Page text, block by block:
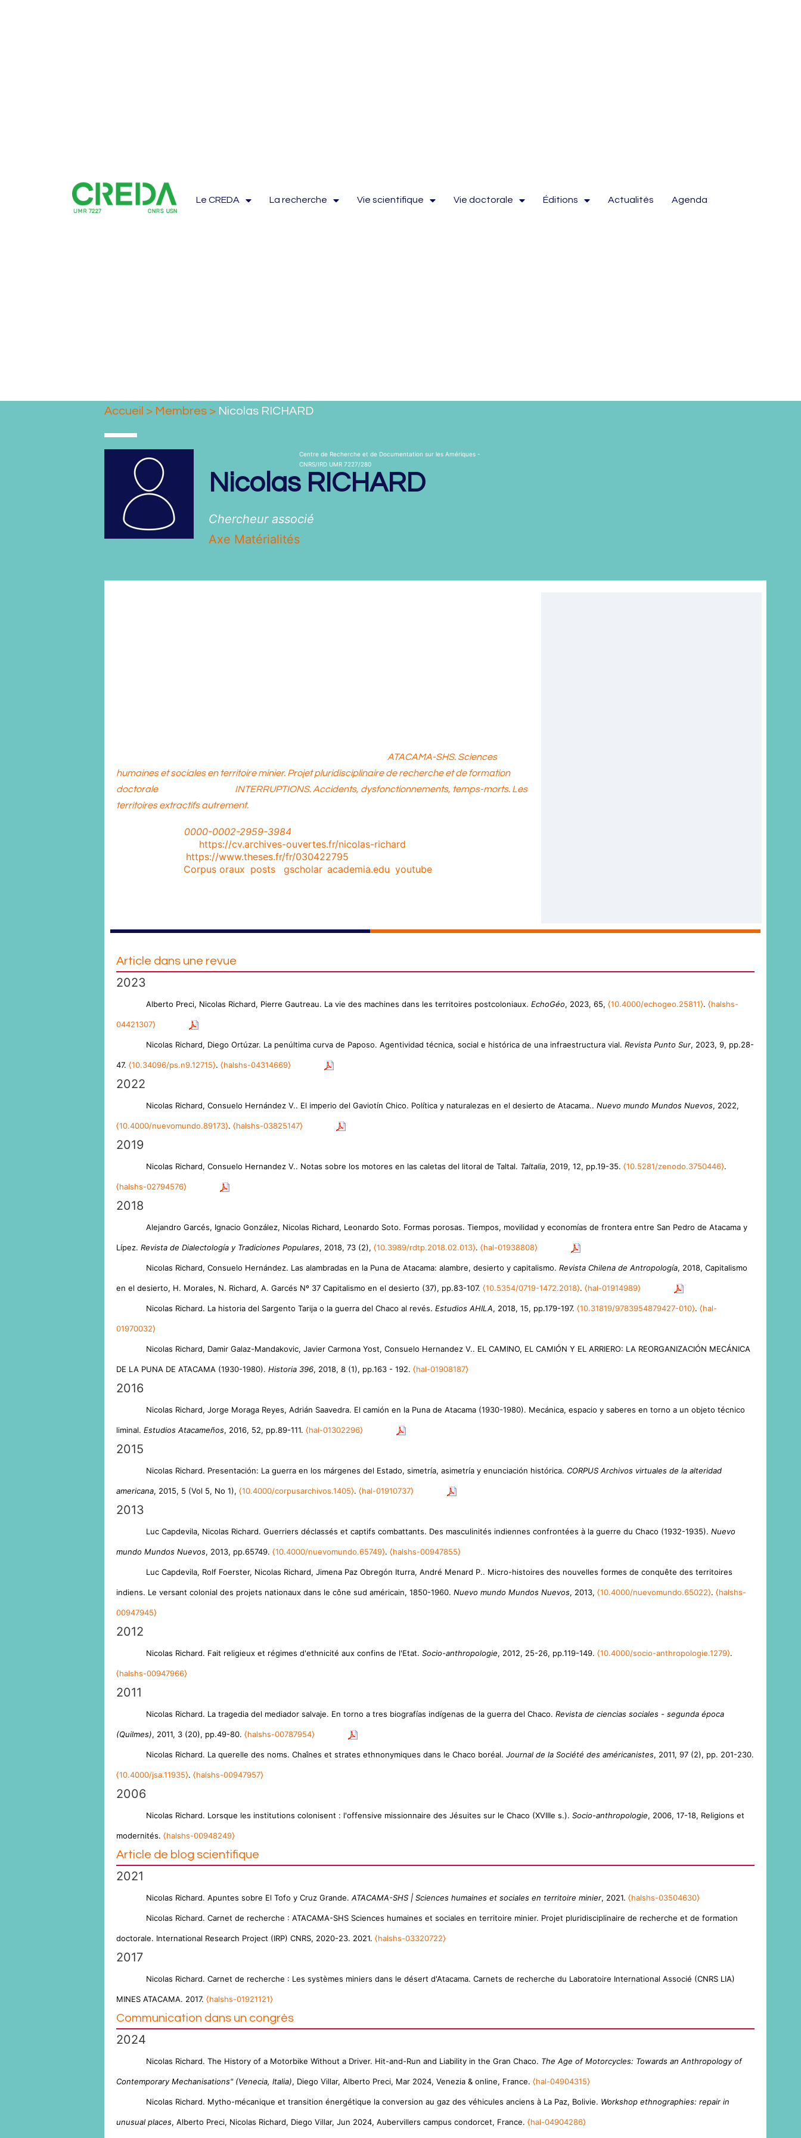
Le CREDA La recherche Vie scientifique Vie doctorale Éditions Actualités Agenda
Accueil > Membres> Nicolas RICHARD
Centre de Recherche et de Documentation sur les Amériques -
CNRS/IRD UMR 7227/280
Nicolas RICHARD
Chercheur associé
Axe Matérialités
ATACAMA-SHS. Sciences
humaines et sociales en territoire minier. Projet pluridisciplinaire de recherche et de formation
doctoraleet ANR (2022-26) INTERRUPTIONS. Accidents, dysfonctionnements, temps-morts. Les
territoires extractifs autrement.
0000-0002-2959-3984
https://cv.archives-ouvertes.fr/nicolas-richard
https://www.theses.fr/fr/030422795
Corpus oraux posts, gscholar, academia.edu youtube
Article dans une revue
2023
Alberto Preci, Nicolas Richard, Pierre Gautreau. La vie des machines dans les territoires postcoloniaux. EchoGéo, 2023, 65, ⟨10.4000/echogeo.25811⟩. ⟨halshs-
04421307⟩
Nicolas Richard, Diego Ortúzar. La penúltima curva de Paposo. Agentividad técnica, social e histórica de una infraestructura vial. Revista Punto Sur, 2023, 9, pp.28-
47. ⟨10.34096/ps.n9.12715⟩. ⟨halshs-04314669⟩
2022
Nicolas Richard, Consuelo Hernández V.. El imperio del Gaviotín Chico. Política y naturalezas en el desierto de Atacama.. Nuevo mundo Mundos Nuevos, 2022,
⟨10.4000/nuevomundo.89173⟩. ⟨halshs-03825147⟩
2019
Nicolas Richard, Consuelo Hernandez V.. Notas sobre los motores en las caletas del litoral de Taltal. Taltalia, 2019, 12, pp.19-35. ⟨10.5281/zenodo.3750446⟩.
⟨halshs-02794576⟩
2018
Alejandro Garcés, Ignacio González, Nicolas Richard, Leonardo Soto. Formas porosas. Tiempos, movilidad y economías de frontera entre San Pedro de Atacama y
Lípez. Revista de Dialectología y Tradiciones Populares, 2018, 73 (2), ⟨10.3989/rdtp.2018.02.013⟩. ⟨hal-01938808⟩
Nicolas Richard, Consuelo Hernández. Las alambradas en la Puna de Atacama: alambre, desierto y capitalismo. Revista Chilena de Antropología, 2018, Capitalismo
en el desierto, H. Morales, N. Richard, A. Garcés Nº 37 Capitalismo en el desierto (37), pp.83-107. ⟨10.5354/0719-1472.2018⟩. ⟨hal-01914989⟩
Nicolas Richard. La historia del Sargento Tarija o la guerra del Chaco al revés. Estudios AHILA, 2018, 15, pp.179-197. ⟨10.31819/9783954879427-010⟩. ⟨hal-
01970032⟩
Nicolas Richard, Damir Galaz-Mandakovic, Javier Carmona Yost, Consuelo Hernandez V.. EL CAMINO, EL CAMIÓN Y EL ARRIERO: LA REORGANIZACIÓN MECÁNICA
DE LA PUNA DE ATACAMA (1930-1980). Historia 396, 2018, 8 (1), pp.163 - 192. ⟨hal-01908187⟩
2016
Nicolas Richard, Jorge Moraga Reyes, Adrián Saavedra. El camión en la Puna de Atacama (1930-1980). Mecánica, espacio y saberes en torno a un objeto técnico
liminal. Estudios Atacameños, 2016, 52, pp.89-111. ⟨hal-01302296⟩
2015
Nicolas Richard. Presentación: La guerra en los márgenes del Estado, simetría, asimetría y enunciación histórica. CORPUS Archivos virtuales de la alteridad
americana, 2015, 5 (Vol 5, No 1), ⟨10.4000/corpusarchivos.1405⟩. ⟨hal-01910737⟩
2013
Luc Capdevila, Nicolas Richard. Guerriers déclassés et captifs combattants. Des masculinités indiennes confrontées à la guerre du Chaco (1932-1935). Nuevo
mundo Mundos Nuevos, 2013, pp.65749. ⟨10.4000/nuevomundo.65749⟩. ⟨halshs-00947855⟩
Luc Capdevila, Rolf Foerster, Nicolas Richard, Jimena Paz Obregón Iturra, André Menard P.. Micro-histoires des nouvelles formes de conquête des territoires
indiens. Le versant colonial des projets nationaux dans le cône sud américain, 1850-1960. Nuevo mundo Mundos Nuevos, 2013, ⟨10.4000/nuevomundo.65022⟩. ⟨halshs-
00947945⟩
2012
Nicolas Richard. Fait religieux et régimes d'ethnicité aux confins de l'Etat. Socio-anthropologie, 2012, 25-26, pp.119-149. ⟨10.4000/socio-anthropologie.1279⟩.
⟨halshs-00947966⟩
2011
Nicolas Richard. La tragedia del mediador salvaje. En torno a tres biografías indígenas de la guerra del Chaco. Revista de ciencias sociales - segunda época
(Quilmes), 2011, 3 (20), pp.49-80. ⟨halshs-00787954⟩
Nicolas Richard. La querelle des noms. Chaînes et strates ethnonymiques dans le Chaco boréal. Journal de la Société des américanistes, 2011, 97 (2), pp. 201-230.
⟨10.4000/jsa.11935⟩. ⟨halshs-00947957⟩
2006
Nicolas Richard. Lorsque les institutions colonisent : l'offensive missionnaire des Jésuites sur le Chaco (XVIIIe s.). Socio-anthropologie, 2006, 17-18, Religions et
modernités. ⟨halshs-00948249⟩
Article de blog scientifique
2021
Nicolas Richard. Apuntes sobre El Tofo y Cruz Grande. ATACAMA-SHS | Sciences humaines et sociales en territoire minier, 2021. ⟨halshs-03504630⟩
Nicolas Richard. Carnet de recherche : ATACAMA-SHS Sciences humaines et sociales en territoire minier. Projet pluridisciplinaire de recherche et de formation
doctorale. International Research Project (IRP) CNRS, 2020-23. 2021. ⟨halshs-03320722⟩
2017
Nicolas Richard. Carnet de recherche : Les systèmes miniers dans le désert d'Atacama. Carnets de recherche du Laboratoire International Associé (CNRS LIA)
MINES ATACAMA. 2017. ⟨halshs-01921121⟩
Communication dans un congrès
2024
Nicolas Richard. The History of a Motorbike Without a Driver. Hit-and-Run and Liability in the Gran Chaco. The Age of Motorcycles: Towards an Anthropology of
Contemporary Mechanisations" (Venecia, Italia), Diego Villar, Alberto Preci, Mar 2024, Venezia & online, France. ⟨hal-04904315⟩
Nicolas Richard. Mytho-mécanique et transition énergétique la conversion au gaz des véhicules anciens à La Paz, Bolivie. Workshop ethnographies: repair in
unusual places, Alberto Preci, Nicolas Richard, Diego Villar, Jun 2024, Aubervillers campus condorcet, France. ⟨hal-04904286⟩